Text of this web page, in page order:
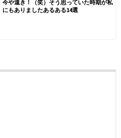
今や遠き！（笑）そう思っていた時期が私
にもありましたあるある14選